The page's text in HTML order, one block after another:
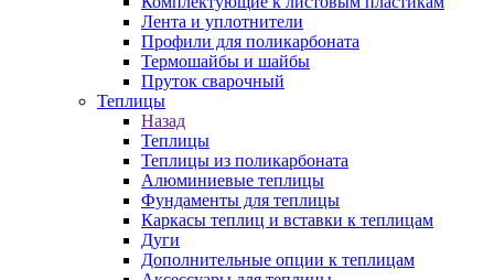
Лента и уплотнители
Профили для поликарбоната
Термошайбы и шайбы
Пруток сварочный
Теплицы
Назад
Теплицы
Теплицы из поликарбоната
Алюминиевые теплицы
Фундаменты для теплицы
Каркасы теплиц и вставки к теплицам
Дуги
Дополнительные опции к теплицам